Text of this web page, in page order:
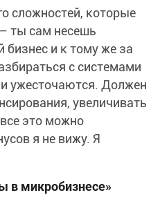
сложностей, которые
ты сам несешь
бизнес и к тому же за
с системами
ужесточаются. Должен
увеличивать
это можно
я не вижу. Я
микробизнесе»